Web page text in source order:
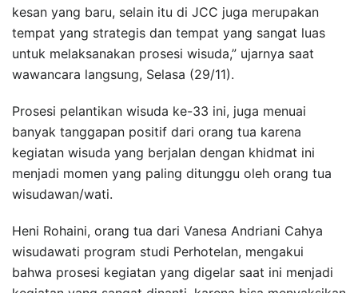
kesan yang baru, selain itu di JCC juga merupakan
tempat yang strategis dan tempat yang sangat luas
untuk melaksanakan prosesi wisuda,” ujarnya saat
wawancara langsung, Selasa (29/11).
Prosesi pelantikan wisuda ke-33 ini, juga menuai
banyak tanggapan positif dari orang tua karena
kegiatan wisuda yang berjalan dengan khidmat ini
menjadi momen yang paling ditunggu oleh orang tua
wisudawan/wati.
Heni Rohaini, orang tua dari Vanesa Andriani Cahya
wisudawati program studi Perhotelan, mengakui
bahwa prosesi kegiatan yang digelar saat ini menjadi